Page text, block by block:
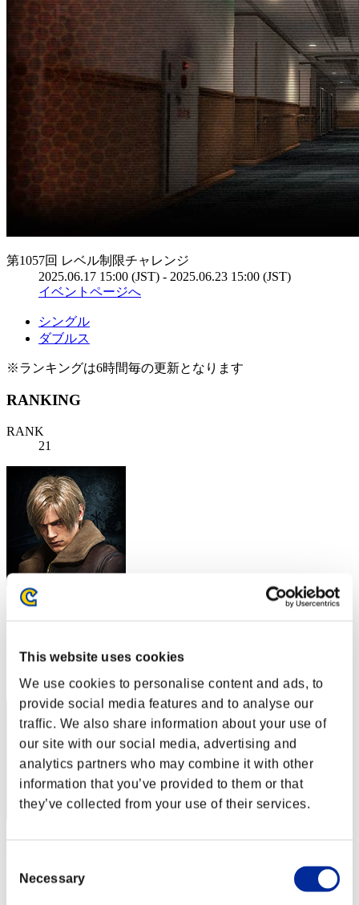
This website uses cookies
We use cookies to personalise content and ads, to
provide social media features and to analyse our
traffic. We also share information about your use of
our site with our social media, advertising and
analytics partners who may combine it with other
information that you’ve provided to them or that
they’ve collected from your use of their services.
Selection
Necessary
第1057回 レベル制限チャレンジ
2025.06.17 15:00 (JST) - 2025.06.23 15:00 (JST)
イベントページへ
シングル
ダブルス
※ランキングは6時間毎の更新となります
RANKING
RANK
21
Frontier123
RANK
22
senveth
スコア:Lv:1/06'06"37